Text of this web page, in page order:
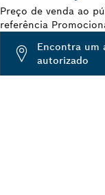
Preço de venda ao
referência
Encontra um
autorizado